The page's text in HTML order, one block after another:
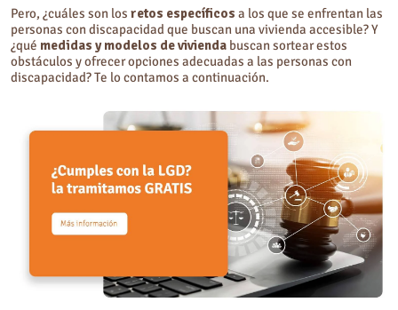
Pero, ¿cuáles son los retos específicos a los que se enfrentan las
personas con discapacidad que buscan una vivienda accesible? Y
¿qué medidas y modelos de vivienda buscan sortear estos
obstáculos y ofrecer opciones adecuadas a las personas con
discapacidad? Te lo contamos a continuación.